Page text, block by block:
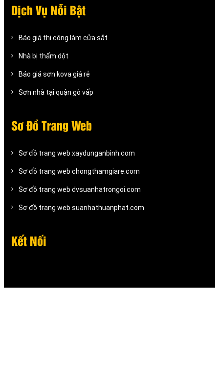
Dịch Vụ Nỗi Bật
Báo giá thi công làm cửa sắt
Nhà bị thấm dột
Báo giá sơn kova giá rẻ
Sơn nhà tại quận gò vấp
Sơ Đồ Trang Web
Sơ đồ trang web xaydunganbinh.com
Sơ đồ trang web chongthamgiare.com
Sơ đồ trang web dvsuanhatrongoi.com
Sơ đồ trang web suanhathuanphat.com
Kết Nối